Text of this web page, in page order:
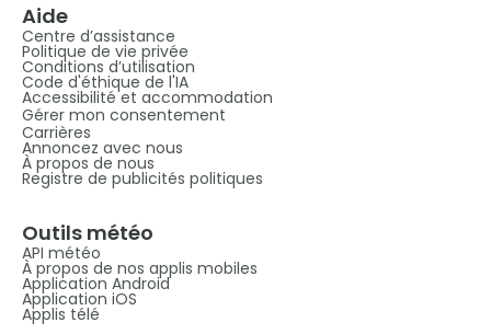
Aide
Centre d’assistance
Politique de vie privée
Conditions d’utilisation
Code d'éthique de l'IA
Accessibilité et accommodation
Gérer mon consentement
Carrières
Annoncez avec nous
À propos de nous
Registre de publicités politiques
Outils météo
API météo
À propos de nos applis mobiles
Application Android
Application iOS
Applis télé